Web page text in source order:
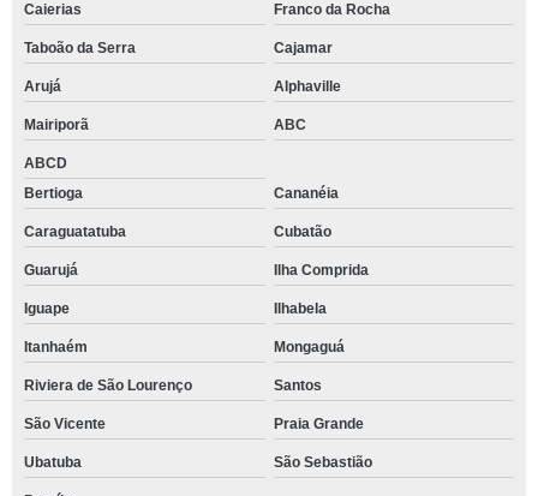
Caierias Franco da Rocha
Taboão da Serra Cajamar
Arujá Alphaville
Mairiporã ABC
ABCD
Bertioga
Cananéia
Caraguatatuba Cubatão
Guarujá Ilha Comprida
Iguape Ilhabela
Itanhaém Mongaguá
Riviera de São Lourenço Santos
São Vicente Praia Grande
Ubatuba São Sebastião